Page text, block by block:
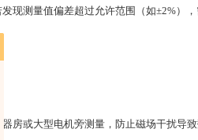
测量值偏差超过允许范围（如±2%）
房或大型电机旁测量，防止磁场干扰导致